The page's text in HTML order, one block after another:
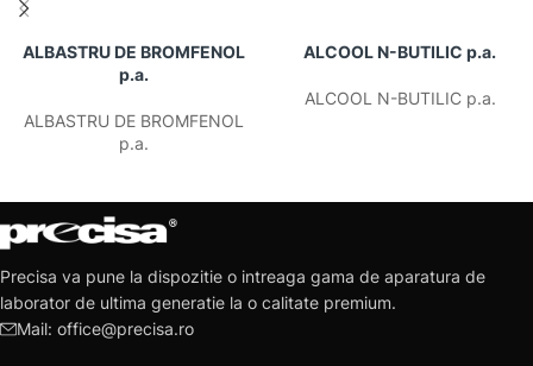
ALBASTRU DE BROMFENOL
p.a.
ALBASTRU DE BROMFENOL
p.a.
ALCOOL N-BUTILIC p.a.
ALCOOL N-BUTILIC p.a.
Precisa va pune la dispozitie o intreaga gama de aparatura de
laborator de ultima generatie la o calitate premium.
Mail: office@precisa.ro